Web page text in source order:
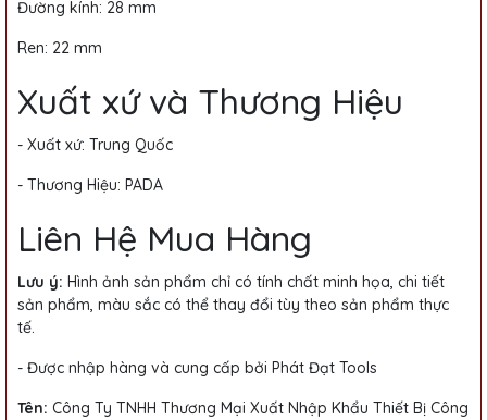
Đường kính: 28 mm
Ren: 22 mm
Xuất xứ và Thương Hiệu
- Xuất xứ: Trung Quốc
- Thương Hiệu: PADA
Liên Hệ Mua Hàng
Lưu ý: Hình ảnh sản phẩm chỉ có tính chất minh họa, chi tiết
sản phẩm, màu sắc có thể thay đổi tùy theo sản phẩm thực
tế.
- Được nhập hàng và cung cấp bởi Phát Đạt Tools
Tên: Công Ty TNHH Thương Mại Xuất Nhập Khẩu Thiết Bị Công